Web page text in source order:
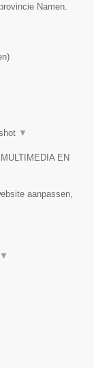
Namen.
)
▼
EN
aanpassen,
▼